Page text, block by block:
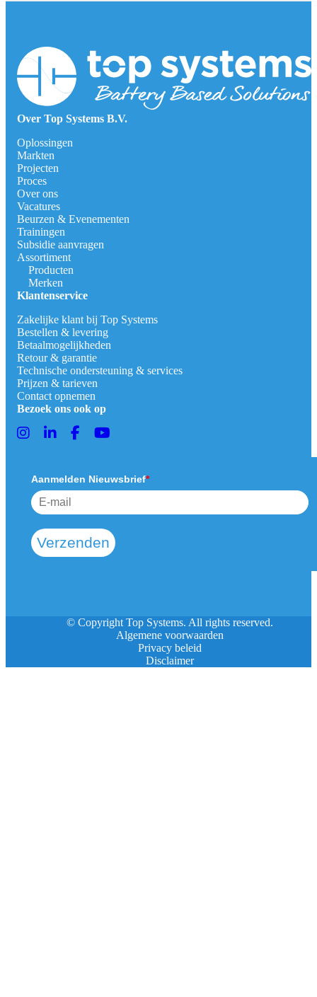
Over Top Systems B.V.
Oplossingen
Markten
Projecten
Proces
Over ons
Vacatures
Beurzen & Evenementen
Trainingen
Subsidie aanvragen
Assortiment
Producten
Merken
Klantenservice
Zakelijke klant bij Top Systems
Bestellen & levering
Betaalmogelijkheden
Retour & garantie
Technische ondersteuning & services
Prijzen & tarieven
Contact opnemen
Bezoek ons ook op
Aanmelden Nieuwsbrief*
Verzenden
© Copyright Top Systems. All rights reserved.
Algemene voorwaarden
Privacy beleid
Disclaimer